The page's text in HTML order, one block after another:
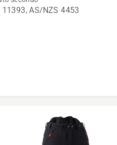
11393, AS/NZS 4453